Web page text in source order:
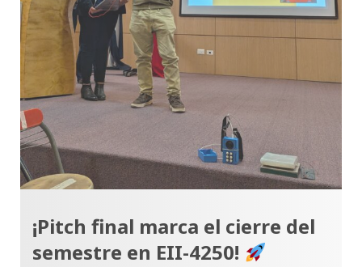
¡Pitch final marca el cierre del
semestre en EII-4250!